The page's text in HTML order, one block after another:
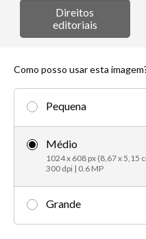
Direitos
editoriais
Como posso usar esta
Pequena
Médio
1024 x 608 px (8,67 x 5,15
300 dpi | 0.6 MP
Grande